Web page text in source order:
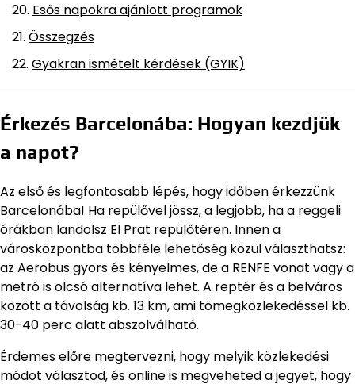
Esős napokra ajánlott programok
Összegzés
Gyakran ismételt kérdések (GYIK)
Érkezés Barcelonába: Hogyan kezdjük
a napot?
Az első és legfontosabb lépés, hogy időben érkezzünk
Barcelonába! Ha repülővel jössz, a legjobb, ha a reggeli
órákban landolsz El Prat repülőtéren. Innen a
városközpontba többféle lehetőség közül választhatsz:
az Aerobus gyors és kényelmes, de a RENFE vonat vagy a
metró is olcsó alternatíva lehet. A reptér és a belváros
között a távolság kb. 13 km, ami tömegközlekedéssel kb.
30-40 perc alatt abszolválható.
Érdemes előre megtervezni, hogy melyik közlekedési
módot választod, és online is megveheted a jegyet, hogy